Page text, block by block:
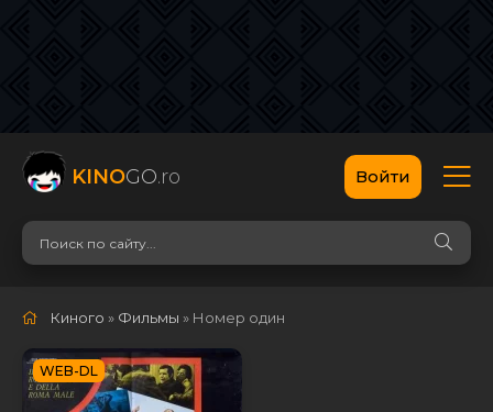
KINOGO.ro Войти
Киного » Фильмы » Номер один
WEB-DL